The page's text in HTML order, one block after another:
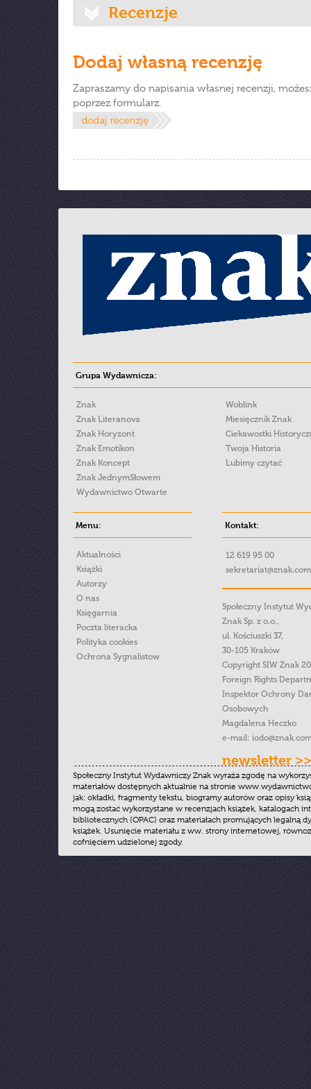
Recenzje
Dodaj własną recenzję
Zapraszamy do napisania własnej recenzji,
poprzez formularz.
Grupa Wydawnicza:
Znak
Znak Literanova
Znak Horyzont
Znak Emotikon
Znak Koncept
Znak JednymSłowem
Wydawnictwo Otwarte
Woblink
Miesięcznik Znak
Ciekawostki
Twoja Historia
Lubimy czytać
Menu:
Aktualności
Książki
Autorzy
O nas
Księgarnia
Poczta literacka
Polityka cookies
Ochrona Sygnalistow
Kontakt:
12 619 95 00
Społeczny Instytut
Znak Sp. z o.o.,
ul. Kościuszki 37,
30-105 Kraków
Copyright SIW Znak
Foreign Rights
Inspektor Ochrony
Osobowych
Magdalena Heczko
e-mail:
newsletter >>
Społeczny Instytut Wydawniczy Znak wyraża zgodę na
materiałów dostępnych aktualnie na stronie
jak: okładki, fragmenty tekstu, biogramy autorów oraz opisy
mogą zostać wykorzystane w recenzjach książek, katalogach
bibliotecznych (OPAC) oraz materiałach promujących legalną
książek. Usunięcie materiału z ww. strony internetowej,
cofnięciem udzielonej zgody.